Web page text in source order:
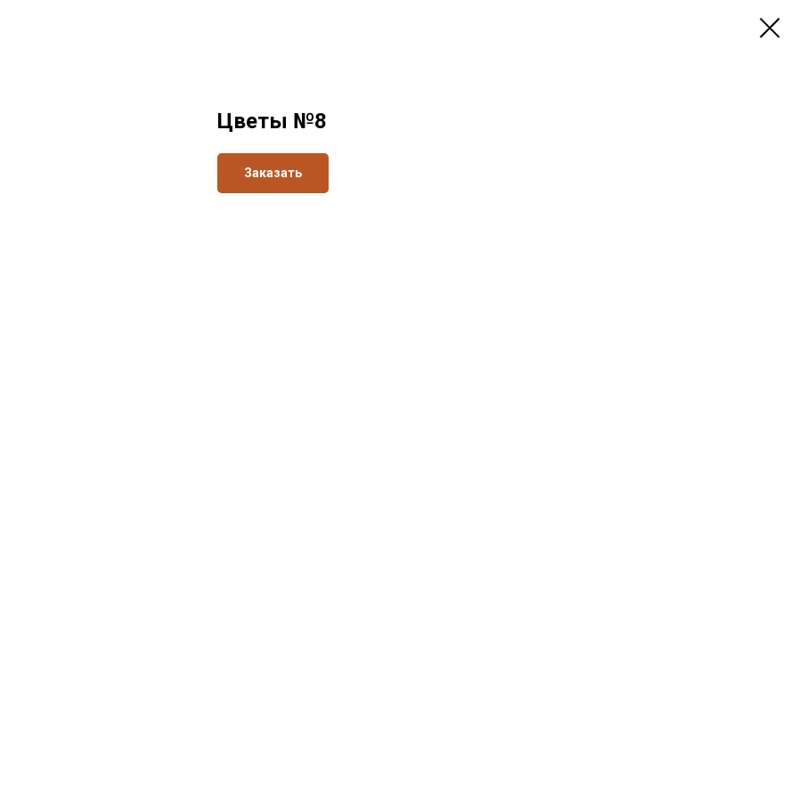
Цветы №8
Заказать